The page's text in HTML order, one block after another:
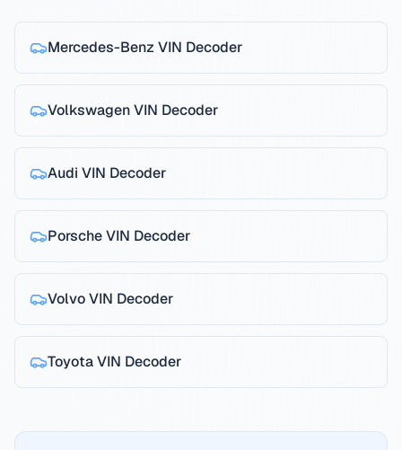
Mercedes-Benz VIN Decoder
VolkswagenVIN Decoder
Audi VIN Decoder
PorscheVIN Decoder
VolvoVIN Decoder
ToyotaVIN Decoder